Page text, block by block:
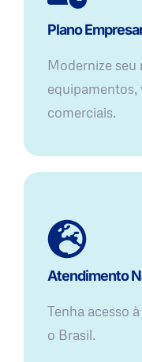
Plano
Modernize seu
equipamentos,
comerciais.
Atendimento
Tenha acesso
o Brasil.